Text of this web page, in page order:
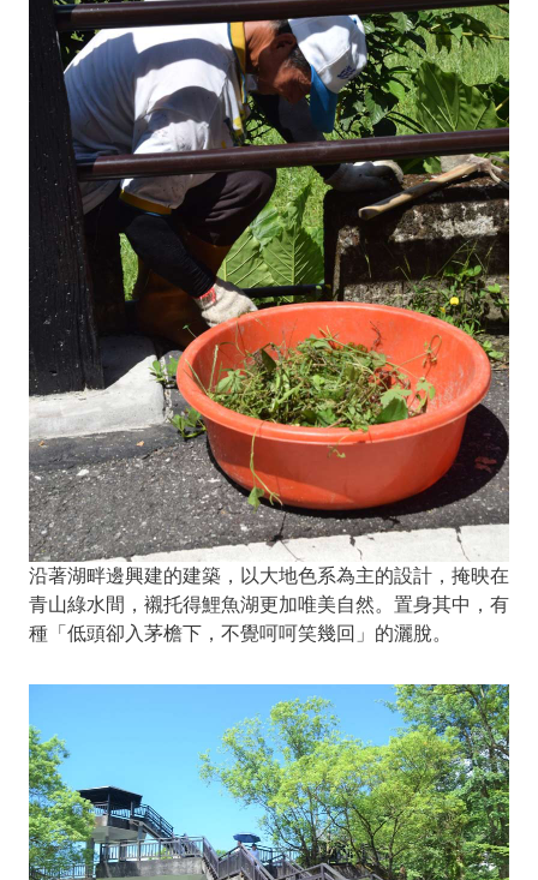
沿著湖畔邊興建的建築，以大地色系為主的設計，掩映在
青山綠水間，襯托得鯉魚湖更加唯美自然。置身其中，有
種「低頭卻入茅檐下，不覺呵呵笑幾回」的灑脫。